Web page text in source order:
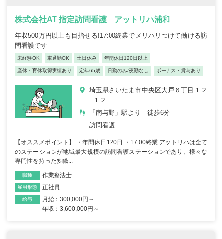
株式会社AT 指定訪問看護 アットリハ浦和
年収500万円以上も目指せる!17:00終業でメリハリつけて働ける訪
問看護です
未経験OK 車通勤OK 土日休み 年間休日120日以上
産休・育休取得実績あり 定年65歳 日勤のみ/夜勤なし ボーナス・賞与あり
埼玉県さいたま市中央区大戸６丁目１２
−１２
「南与野」駅より 徒歩6分
訪問看護
【オススメポイント】 ・年間休日120日 ・17:00終業 アットリハは全て
のステーションが地域最大規模の訪問看護ステーションであり、様々な
専門性を持った多職...
職種 作業療法士
雇用形態 正社員
給与
月給：300,000円～
年収：3,600,000円～